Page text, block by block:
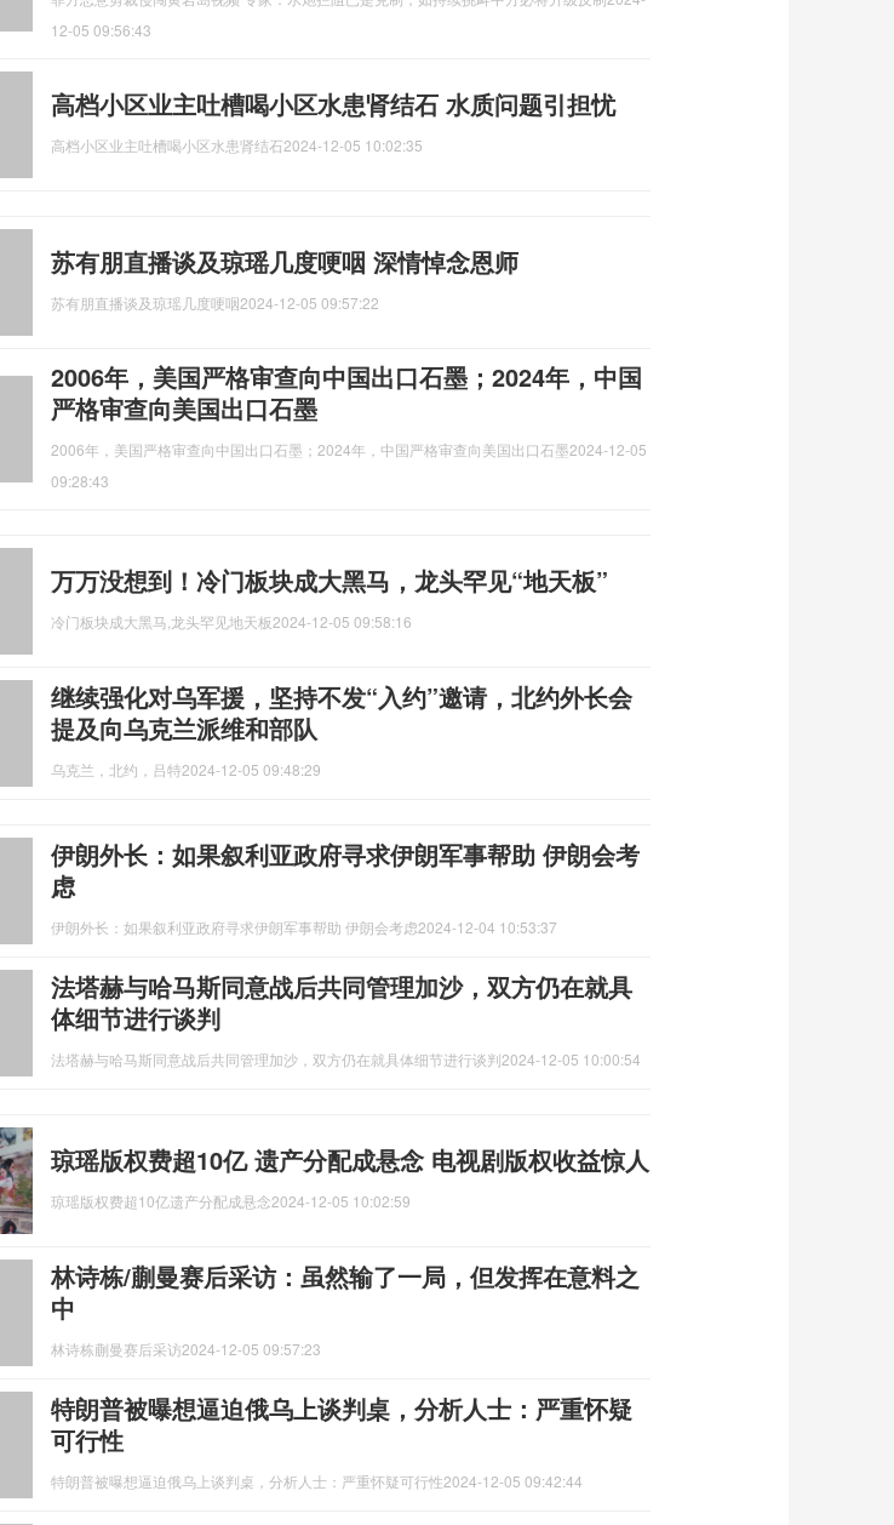
12-05 09:56:43
高档小区业主吐槽喝小区水患肾结石 水质问题引担忧
高档小区业主吐槽喝小区水患肾结石2024-12-05 10:02:35
苏有朋直播谈及琼瑶几度哽咽 深情悼念恩师
苏有朋直播谈及琼瑶几度哽咽2024-12-05 09:57:22
2006年，美国严格审查向中国出口石墨；2024年，中国
严格审查向美国出口石墨
2006年，美国严格审查向中国出口石墨；2024年，中国严格审查向美国出口石墨2024-12-05
09:28:43
万万没想到！冷门板块成大黑马，龙头罕见“地天板”
冷门板块成大黑马,龙头罕见地天板2024-12-05 09:58:16
继续强化对乌军援，坚持不发“入约”邀请，北约外长会
提及向乌克兰派维和部队
乌克兰，北约，吕特2024-12-05 09:48:29
伊朗外长：如果叙利亚政府寻求伊朗军事帮助 伊朗会考
虑
伊朗外长：如果叙利亚政府寻求伊朗军事帮助 伊朗会考虑2024-12-04 10:53:37
法塔赫与哈马斯同意战后共同管理加沙，双方仍在就具
体细节进行谈判
法塔赫与哈马斯同意战后共同管理加沙，双方仍在就具体细节进行谈判2024-12-05 10:00:54
琼瑶版权费超10亿 遗产分配成悬念 电视剧版权收益惊人
琼瑶版权费超10亿遗产分配成悬念2024-12-05 10:02:59
林诗栋/蒯曼赛后采访：虽然输了一局，但发挥在意料之
中
林诗栋蒯曼赛后采访2024-12-05 09:57:23
特朗普被曝想逼迫俄乌上谈判桌，分析人士：严重怀疑
可行性
特朗普被曝想逼迫俄乌上谈判桌，分析人士：严重怀疑可行性2024-12-05 09:42:44